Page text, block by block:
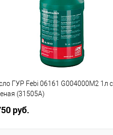
ГУР Febi 06161 G004000M2 1л
(31505А)
руб.